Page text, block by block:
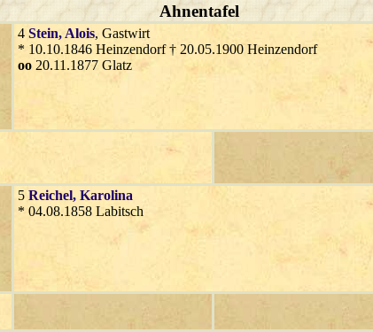
Ahnentafel
4 Stein, Alois, Gastwirt
* 10.10.1846 Heinzendorf † 20.05.1900 Heinzendorf
oo 20.11.1877 Glatz
5 Reichel, Karolina
* 04.08.1858 Labitsch